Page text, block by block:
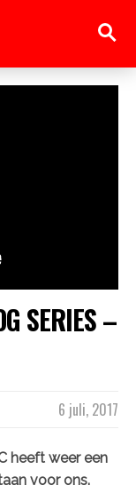
SERIES –
6 juli, 2017
heeft weer een
voor ons.